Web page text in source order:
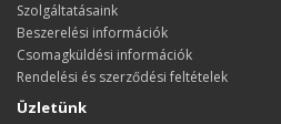
Szolgáltatásaink
Beszerelési információk
Csomagküldési információk
Rendelési és szerződési feltételek
Üzletünk